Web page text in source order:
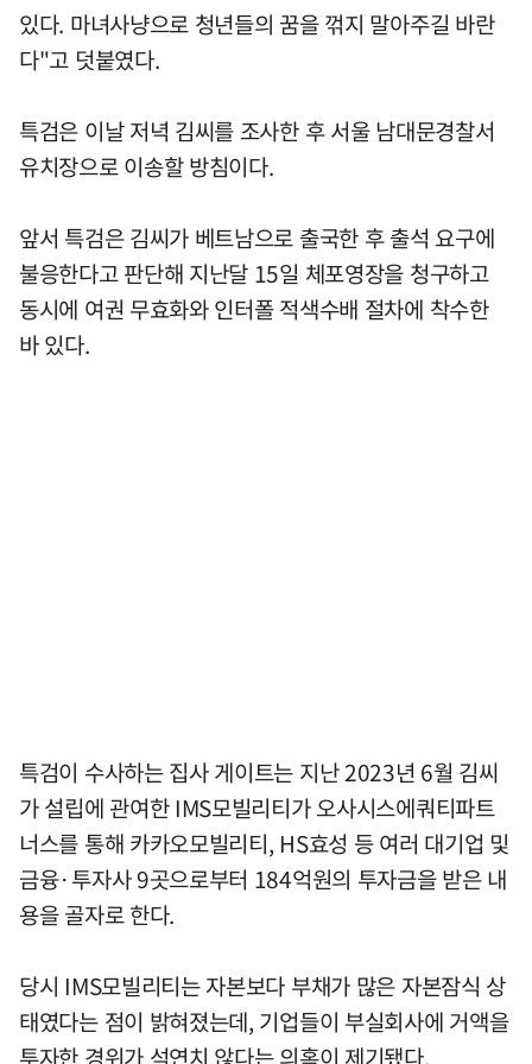
있다. 마녀사냥으로 청년들의 꿈을 꺾지 말아주길 바란
다"고 덧붙였다.
특검은 이날 저녁 김씨를 조사한 후 서울 남대문경찰서
유치장으로 이송할 방침이다.
앞서 특검은 김씨가 베트남으로 출국한 후 출석 요구에
불응한다고 판단해 지난달 15일 체포영장을 청구하고
동시에 여권 무효화와 인터폴 적색수배 절차에 착수한
바 있다.
특검이 수사하는 집사 게이트는 지난 2023년 6월 김씨
가 설립에 관여한 IMS모빌리티가 오사시스에쿼티파트
너스를 통해 카카오모빌리티, HS효성 등 여러 대기업 및
금융·투자사 9곳으로부터 184억원의 투자금을 받은 내
용을 골자로 한다.
당시 IMS모빌리티는 자본보다 부채가 많은 자본잠식 상
태였다는 점이 밝혀졌는데, 기업들이 부실회사에 거액을
투자한 경위가 석연치 않다는 의혹이 제기됐다.